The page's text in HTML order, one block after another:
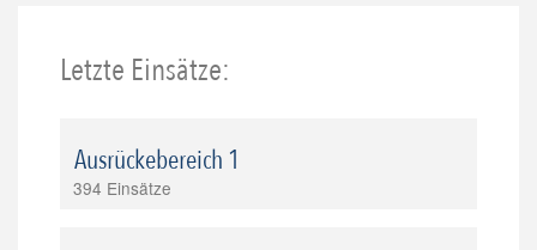
Letzte Einsätze:
Ausrückebereich 1
394 Einsätze